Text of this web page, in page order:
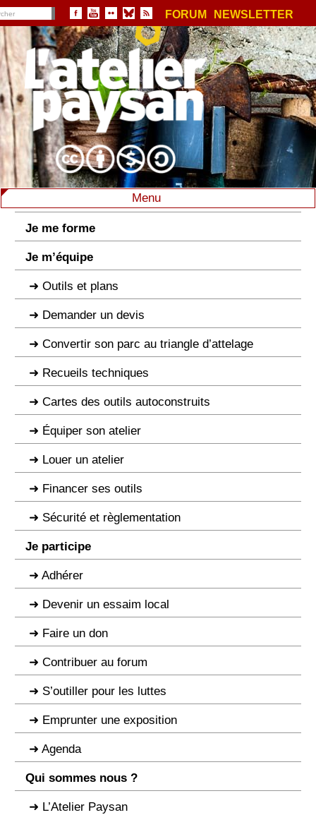
FORUM NEWSLETTER
Menu
Je me forme
Je m’équipe
Outils et plans
Demander un devis
Convertir son parc au triangle d’attelage
Recueils techniques
Cartes des outils autoconstruits
Équiper son atelier
Louer un atelier
Financer ses outils
Sécurité et règlementation
Je participe
Adhérer
Devenir un essaim local
Faire un don
Contribuer au forum
S’outiller pour les luttes
Emprunter une exposition
Agenda
Qui sommes nous ?
L’Atelier Paysan